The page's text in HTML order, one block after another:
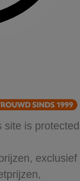
site is protected
exclusief